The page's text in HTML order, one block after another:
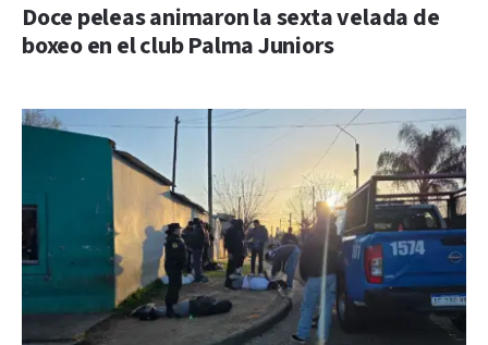
Doce peleas animaron la sexta velada de
boxeo en el club Palma Juniors